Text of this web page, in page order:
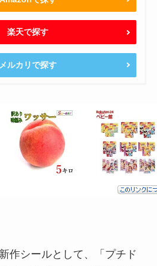
楽天で探す
メルカリで探す
作シールとして、「プチド